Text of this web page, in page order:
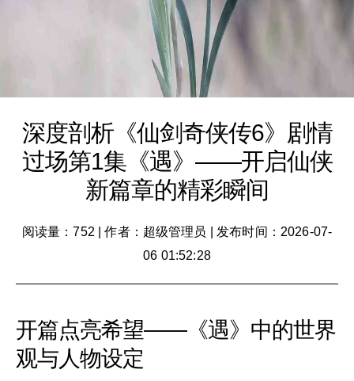
深度剖析《仙剑奇侠传6》剧情
过场第1集《遇》——开启仙侠
新篇章的精彩瞬间
阅读量：752 |作者：超级管理员
发布时间：2026-07-
06 01:52:28
开篇点亮希望——《遇》中的世界
观与人物设定